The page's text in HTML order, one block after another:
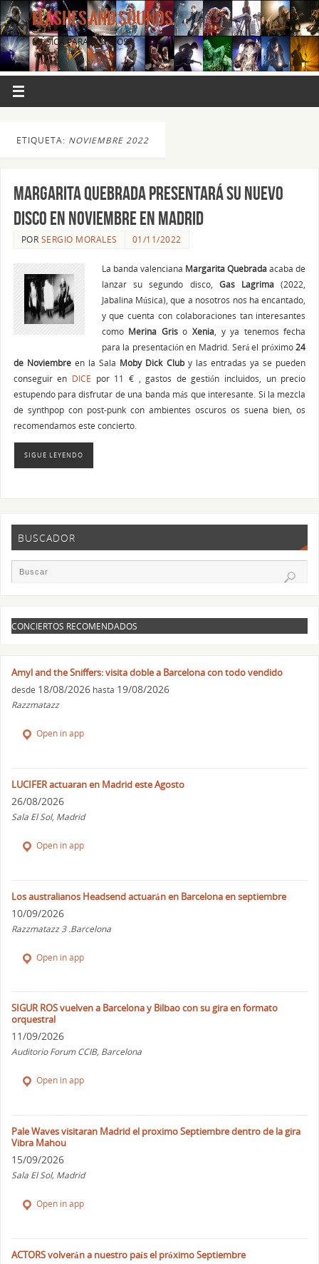
FLASHES AND SOUNDS
MÚSICA PARA LOS OJOS.
ETIQUETA: NOVIEMBRE 2022
MARGARITA QUEBRADA presentará su nuevo
disco en Noviembre en Madrid
POR SERGIO MORALES 01/11/2022
La banda valenciana Margarita Quebradaacaba de
lanzar su segundo disco, Gas Lagrima (2022,
Jabalina Música), que a nosotros nos ha encantado,
y que cuenta con colaboraciones tan interesantes
como Merina GrisoXenia, y ya tenemos fecha
para la presentación en Madrid. Será el próximo24
de Noviembreen la Sala Moby Dick Cluby las entradas ya se pueden
conseguir en DICE por 11 € , gastos de gestión incluidos, un precio
estupendo para disfrutar de una banda más que interesante. Si la mezcla
de synthpop con post-punk con ambientes oscuros os suena bien, os
recomendamos este concierto.
SIGUE LEYENDO
BUSCADOR
CONCIERTOS RECOMENDADOS
Amyl and the Sniffers: visita doble a Barcelona con todo vendido
desde 18/08/2026 hasta 19/08/2026
Razzmatazz
Open in app
LUCIFER actuaran en Madrid este Agosto
26/08/2026
Sala El Sol, Madrid
Open in app
Los australianos Headsend actuarán en Barcelona en septiembre
10/09/2026
Razzmatazz 3 .Barcelona
Open in app
SIGUR ROS vuelven a Barcelona y Bilbao con su gira en formato
orquestral
11/09/2026
Auditorio Forum CCIB, Barcelona
Open in app
Pale Waves visitaran Madrid el proximo Septiembre dentro de la gira
Vibra Mahou
15/09/2026
Sala El Sol, Madrid
Open in app
ACTORS volverán a nuestro país el próximo Septiembre